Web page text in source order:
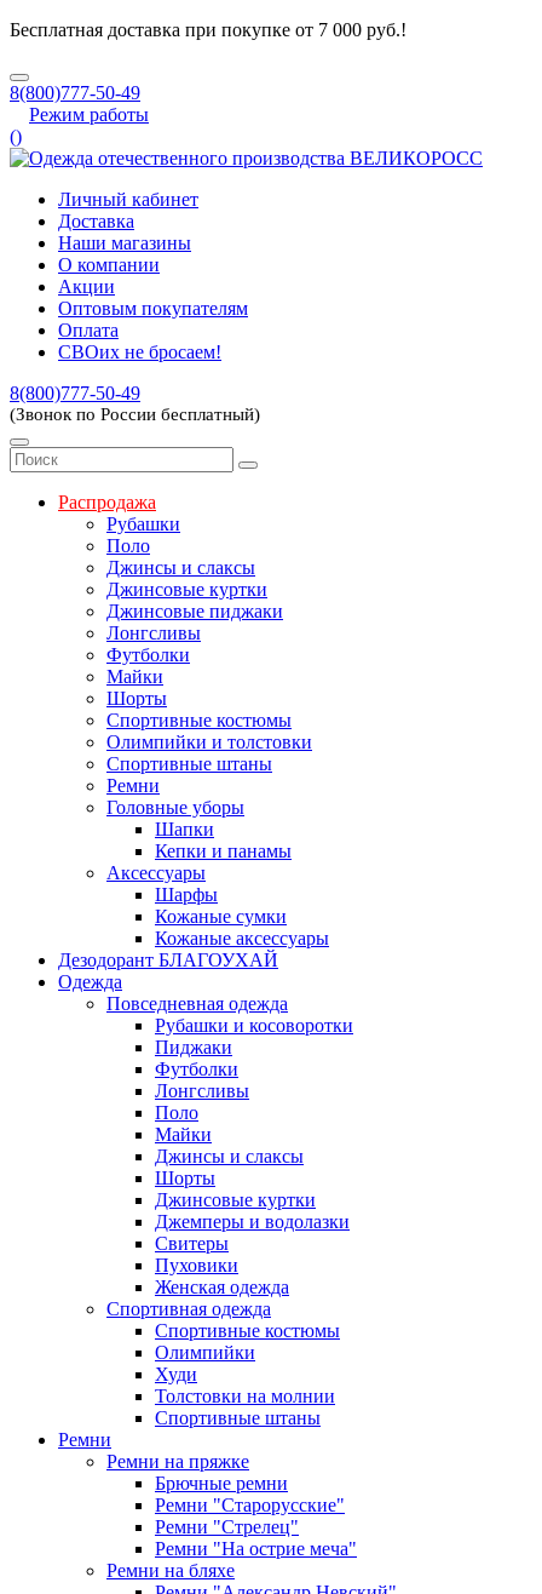
Бесплатная доставка при покупке от 7 000 руб.!
8(800)777-50-49
Режим работы
()
Личный кабинет
Доставка
Наши магазины
О компании
Акции
Оптовым покупателям
Оплата
СВОих не бросаем!
8(800)777-50-49
(Звонок по России бесплатный)
Распродажа
Рубашки
Поло
Джинсы и слаксы
Джинсовые куртки
Джинсовые пиджаки
Лонгсливы
Футболки
Майки
Шорты
Спортивные костюмы
Олимпийки и толстовки
Спортивные штаны
Ремни
Головные уборы
Шапки
Кепки и панамы
Аксессуары
Шарфы
Кожаные сумки
Кожаные аксессуары
Дезодорант БЛАГОУХАЙ
Одежда
Повседневная одежда
Рубашки и косоворотки
Пиджаки
Футболки
Лонгсливы
Поло
Майки
Джинсы и слаксы
Шорты
Джинсовые куртки
Джемперы и водолазки
Свитеры
Пуховики
Женская одежда
Спортивная одежда
Спортивные костюмы
Олимпийки
Худи
Толстовки на молнии
Спортивные штаны
Ремни
Ремни на пряжке
Брючные ремни
Ремни "Старорусские"
Ремни "Стрелец"
Ремни "На острие меча"
Ремни на бляхе